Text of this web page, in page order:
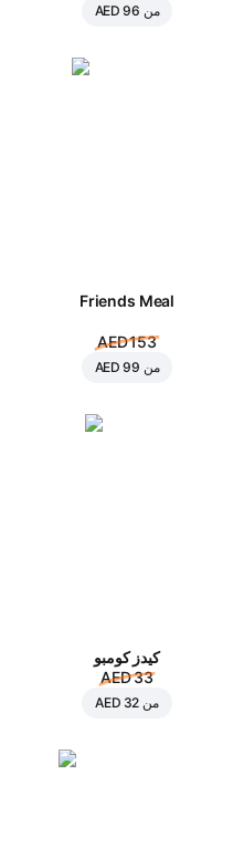
من AED 96
Friends Meal
AED 153
من AED 99
كيدز كومبو
AED 33
من AED 32